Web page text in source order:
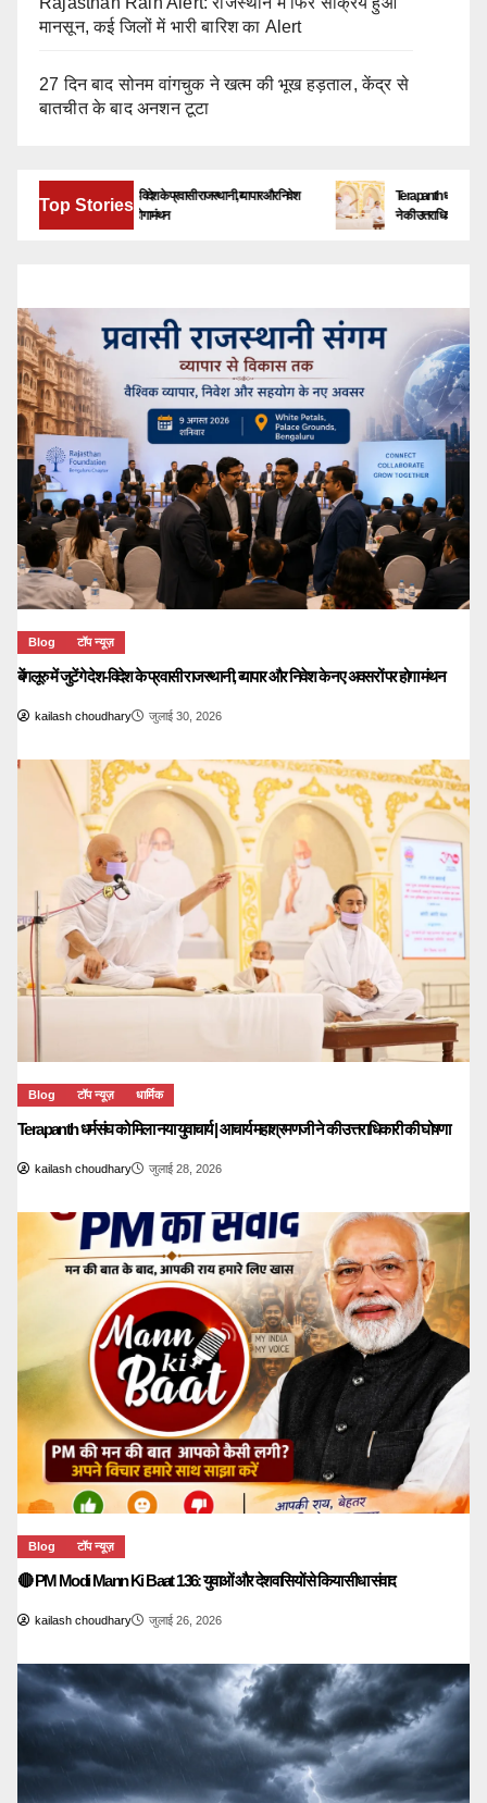
मानसून, कई जिलों में भारी बारिश का Alert
27 दिन बाद सोनम वांगचुक ने खत्म की भूख हड़ताल, केंद्र से
बातचीत के बाद अनशन टूटा
Top Stories
बेंगलूरु में जुटेंगे देश-विदेश के प्रवासी राजस्थानी, व्यापार और निवेश
के नए अवसरों पर होगा मंथन
Terapanth धर्मसंघ को मिला
ने की उत्तराधिकारी की घोषणा
Blog टॉप न्यूज़
बेंगलूरु में जुटेंगे देश-विदेश के प्रवासी राजस्थानी, व्यापार और निवेश के नए अवसरों पर होगा मंथन
kailash choudhary जुलाई 30, 2026
Blog टॉप न्यूज़ धार्मिक
Terapanth धर्मसंघ को मिला नया युवाचार्य | आचार्य महाश्रमणजी ने की उत्तराधिकारी की घोषणा
kailash choudhary जुलाई 28, 2026
Blog टॉप न्यूज़
🔴 PM Modi Mann Ki Baat 136: युवाओं और देशवासियों से किया सीधा संवाद
kailash choudhary जुलाई 26, 2026